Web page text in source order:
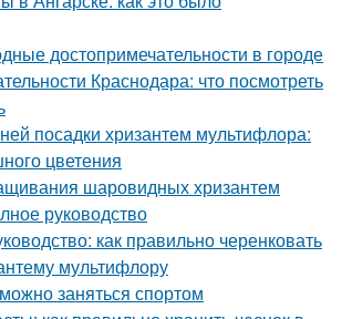
достопримечательности в городе
Краснодара: что посмотреть
посадки хризантем мультифлора:
цветения
шаровидных хризантем
руководство
как правильно черенковать
мультифлору
заняться спортом